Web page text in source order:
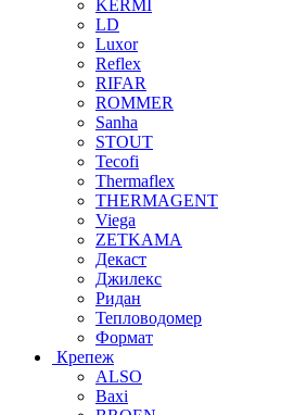
KERMI
LD
Luxor
Reflex
RIFAR
ROMMER
Sanha
STOUT
Tecofi
Thermaflex
THERMAGENT
Viega
ZETKAMA
Декаст
Джилекс
Ридан
Тепловодомер
Формат
Крепеж
ALSO
Baxi